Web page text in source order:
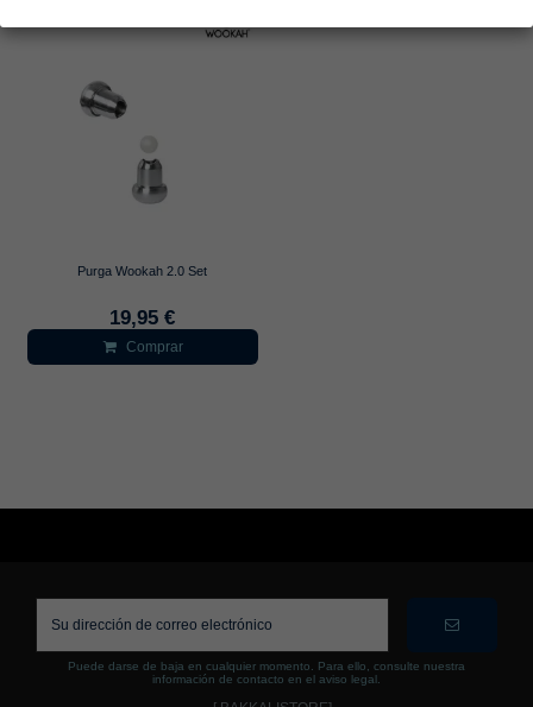
Purga Wookah 2.0 Set
19,95 €
Comprar
Puede darse de baja en cualquier momento. Para ello, consulte nuestra
información de contacto en el aviso legal.